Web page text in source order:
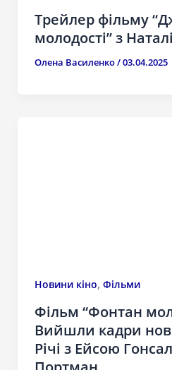
Трейлер фільму
молодості” з
Олена Василенко/03.04.2025
Новини кіно, Фільми
Фільм “Фонтан
Вийшли кадри
Річі з Ейсою